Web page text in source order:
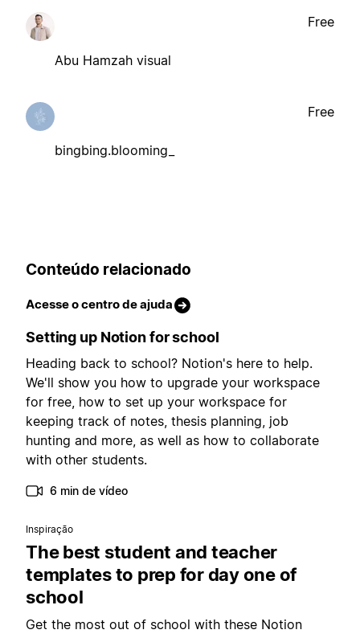
Abu Hamzah visual
Free
bingbing.blooming_
Free
Conteúdo relacionado
Acesse o centro de ajuda
Setting up Notion for school
Heading back to school? Notion's here to help.
We'll show you how to upgrade your workspace
for free, how to set up your workspace for
keeping track of notes, thesis planning, job
hunting and more, as well as how to collaborate
with other students.
6 min de vídeo
Inspiração
The best student and teacher
templates to prep for day one of
school
Get the most out of school with these Notion